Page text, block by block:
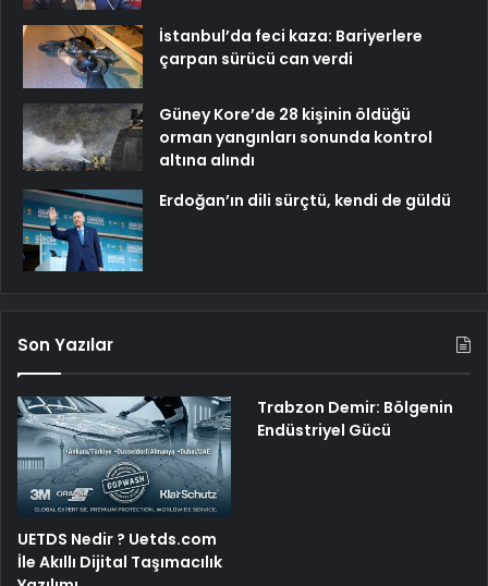
İstanbul’da feci kaza: Bariyerlere
çarpan sürücü can verdi
Güney Kore’de 28 kişinin öldüğü
orman yangınları sonunda kontrol
altına alındı
Erdoğan’ın dili sürçtü, kendi de güldü
Son Yazılar
UETDS Nedir ? Uetds.com
İle Akıllı Dijital Taşımacılık
Trabzon Demir: Bölgenin
Endüstriyel Gücü